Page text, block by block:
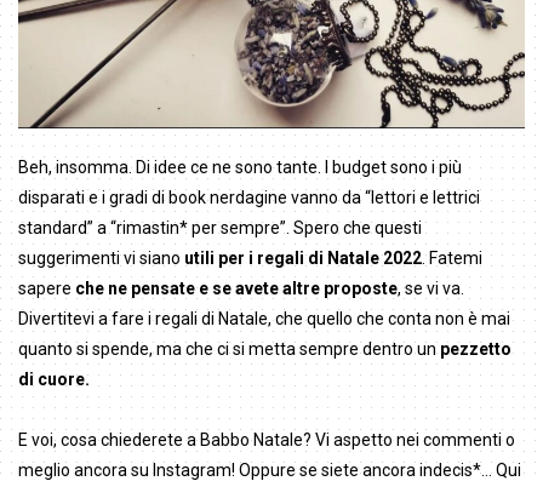
Beh, insomma. Di idee ce ne sono tante. I budget sono i più
disparati e i gradi di book nerdagine vanno da “lettori e lettrici
standard” a “rimastin* per sempre”. Spero che questi
suggerimenti vi siano utili per i regali di Natale 2022. Fatemi
sapere che ne pensate e se avete altre proposte, se vi va.
Divertitevi a fare i regali di Natale, che quello che conta non è mai
quanto si spende, ma che ci si metta sempre dentro unpezzetto
di cuore.
E voi, cosa chiederete a Babbo Natale? Vi aspetto nei commenti o
meglio ancora su Instagram! Oppure se siete ancora indecis*… Qui